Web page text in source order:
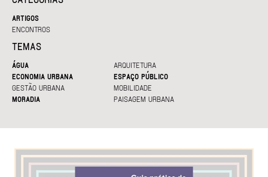
ARTIGOS
ENCONTROS
TEMAS
ÁGUA
ARQUITETURA
ECONOMIA URBANA
ESPAÇO PÚBLICO
GESTÃO URBANA
MOBILIDADE
MORADIA
PAISAGEM URBANA